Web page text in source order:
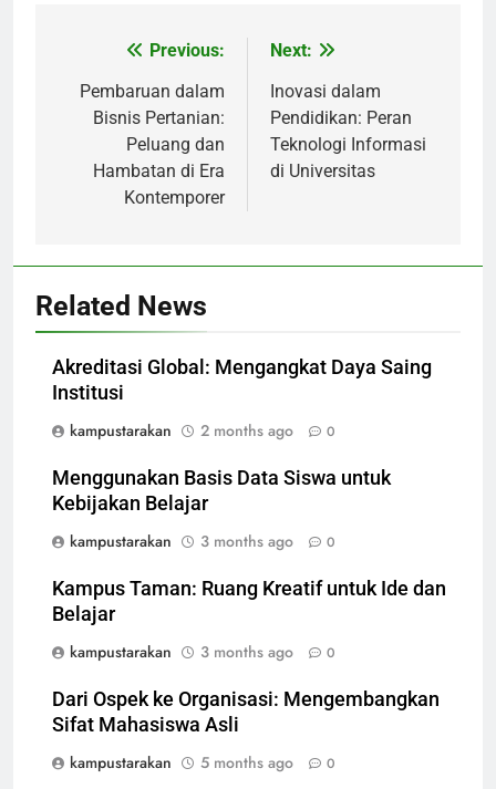
navigation
Previous:
Pembaruan dalam
Bisnis Pertanian:
Peluang dan
Hambatan di Era
Kontemporer
Next:
Inovasi dalam
Pendidikan: Peran
Teknologi Informasi
di Universitas
Related News
Akreditasi Global: Mengangkat Daya Saing
Institusi
kampustarakan
2 months ago 0
Menggunakan Basis Data Siswa untuk
Kebijakan Belajar
kampustarakan
3 months ago 0
Kampus Taman: Ruang Kreatif untuk Ide dan
Belajar
kampustarakan
3 months ago 0
Dari Ospek ke Organisasi: Mengembangkan
Sifat Mahasiswa Asli
kampustarakan
5 months ago 0